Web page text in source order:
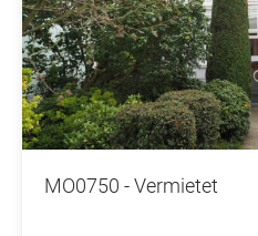
MO0750 - Vermietet